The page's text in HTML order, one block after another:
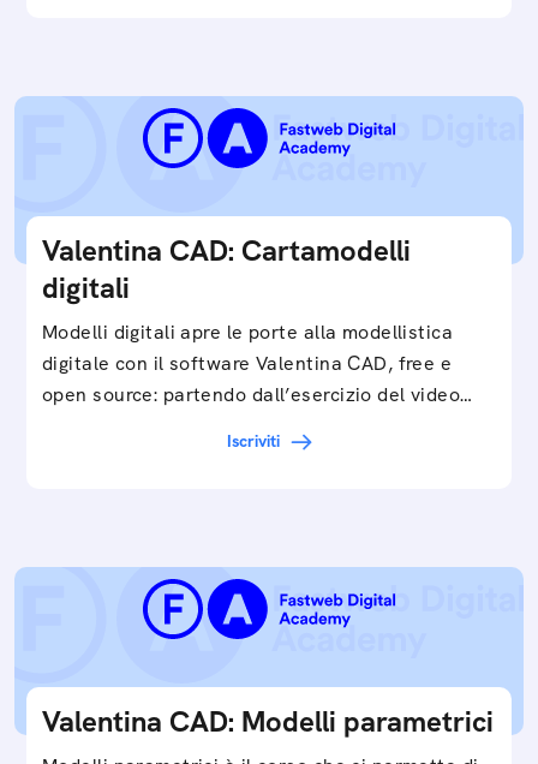
Valentina CAD: Cartamodelli
digitali
Modelli digitali apre le porte alla modellistica
digitale con il software Valentina CAD, free e
open source: partendo dall’esercizio del video…
Iscriviti
Valentina CAD: Modelli parametrici